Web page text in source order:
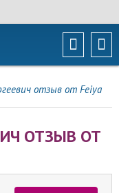
отзыв от Feiya
ОТЗЫВ ОТ